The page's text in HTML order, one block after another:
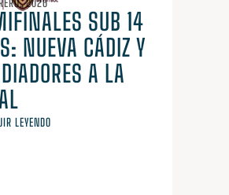
2026
SUB 14
NUEVA CÁDIZ Y
A LA
LEYENDO